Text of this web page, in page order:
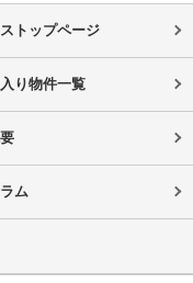
トップページ
り物件一覧
ム